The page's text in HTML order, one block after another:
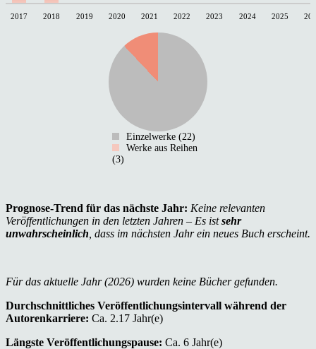
2017 2018 2019 2020 2021 2022 2023 2024 2025
Einzelwerke (22)
Werke aus Reihen
(3)
Prognose-Trend für das nächste Jahr: Keine relevanten
Veröffentlichungen in den letzten Jahren – Es istsehr
unwahrscheinlich , dass im nächsten Jahr ein neues Buch erscheint.
Für das aktuelle Jahr (2026) wurden keine Bücher gefunden.
Durchschnittliches Veröffentlichungsintervall während der
Autorenkarriere: Ca. 2.17 Jahr(e)
Längste Veröffentlichungspause: Ca. 6 Jahr(e)